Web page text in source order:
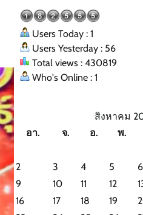
Users Today : 1
Users Yesterday : 56
Total views : 430819
Who's Online : 1
สิงหาคม
อา.
จ. อ. พ.
2
3 4 5 6
9
10 11 12
16
17 18 19